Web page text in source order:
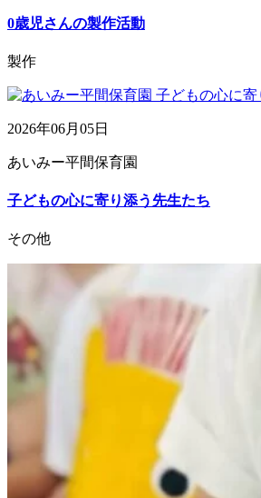
0歳児さんの製作活動
製作
2026年06月05日
あいみー平間保育園
子どもの心に寄り添う先生たち
その他